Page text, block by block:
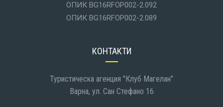
ОПИК BG16RFOP002-2.092
ОПИК BG16RFOP002-2.089
КОНТАКТИ
Туристическа агенция "Клуб Магелан"
Варна, ул. Сан Стефано 16